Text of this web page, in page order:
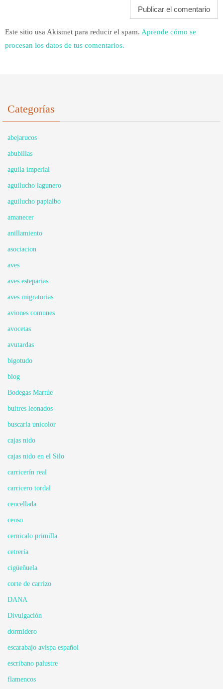
Este sitio usa Akismet para reducir el spam. Aprende cómo se
procesan los datos de tus comentarios.
Categorías
abejarucos
abubillas
aguila imperial
aguilucho lagunero
aguilucho papialbo
amanecer
anillamiento
asociacion
aves
aves esteparias
aves migratorias
aviones comunes
avocetas
avutardas
bigotudo
blog
Bodegas Martúe
buitres leonados
buscarla unicolor
cajas nido
cajas nido en el Silo
carricerín real
carricero tordal
cencellada
censo
cernicalo primilla
cetrería
cigüeñuela
corte de carrizo
DANA
Divulgación
dormidero
escarabajo avispa español
escribano palustre
flamencos